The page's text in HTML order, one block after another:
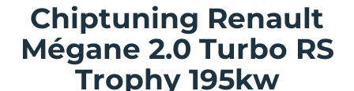
Chiptuning Renault
Mégane 2.0 Turbo RS
Trophy 195kw